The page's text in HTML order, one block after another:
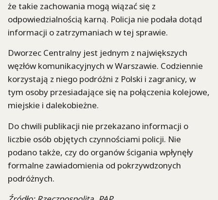
że takie zachowania mogą wiązać się z
odpowiedzialnością karną. Policja nie podała dotąd
informacji o zatrzymaniach w tej sprawie.
Dworzec Centralny jest jednym z największych
węzłów komunikacyjnych w Warszawie. Codziennie
korzystają z niego podróżni z Polski i zagranicy, w
tym osoby przesiadające się na połączenia kolejowe,
miejskie i dalekobieżne.
Do chwili publikacji nie przekazano informacji o
liczbie osób objętych czynnościami policji. Nie
podano także, czy do organów ścigania wpłynęły
formalne zawiadomienia od pokrzywdzonych
podróżnych.